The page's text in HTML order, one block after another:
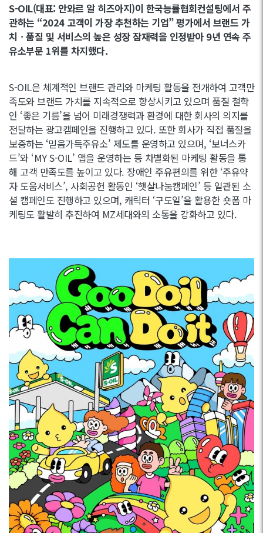
S-OIL(대표: 안와르 알 히즈아지)이 한국능률협회컨설팅에서 주
관하는 “2024 고객이 가장 추천하는 기업” 평가에서 브랜드 가
치ㆍ품질 및 서비스의 높은 성장 잠재력을 인정받아 9년 연속 주
유소부문 1위를 차지했다.
S-OIL은 체계적인 브랜드 관리와 마케팅 활동을 전개하여 고객만
족도와 브랜드 가치를 지속적으로 향상시키고 있으며 품질 철학
인 ‘좋은 기름’을 넘어 미래경쟁력과 환경에 대한 회사의 의지를
전달하는 광고캠페인을 진행하고 있다. 또한 회사가 직접 품질을
보증하는 ‘믿음가득주유소’ 제도를 운영하고 있으며, ‘보너스카
드’와 ‘MY S-OIL’ 앱을 운영하는 등 차별화된 마케팅 활동을 통
해 고객 만족도를 높이고 있다. 장애인 주유편의를 위한 ‘주유약
자 도움서비스’, 사회공헌 활동인 ‘햇살나눔캠페인’ 등 일관된 소
셜 캠페인도 진행하고 있으며, 캐릭터 ‘구도일’을 활용한 숏폼 마
케팅도 활발히 추진하여 MZ세대와의 소통을 강화하고 있다.